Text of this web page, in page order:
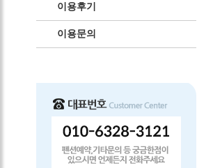
이용후기
이용문의